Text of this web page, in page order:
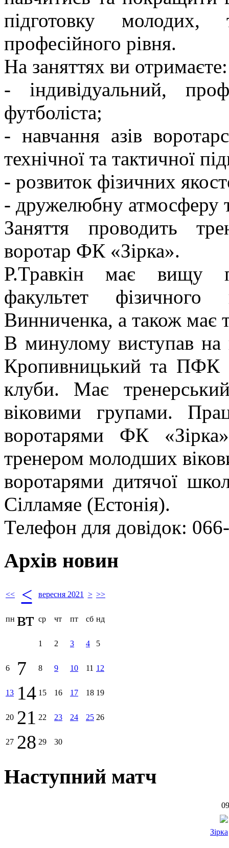
підготовку молодих,
професійного рівня.
На заняттях ви отримаєте:
- індивідуальний,
футболіста;
- навчання азів
технічної та тактичної
- розвиток фізичних
- дружелюбну атмосферу
Заняття проводить
воротар ФК «Зірка».
Р.Травкін має вищу
факультет
Винниченка, а також має
В минулому виступав на
Кропивницький та ПФК
клуби. Має
віковими групами.
воротарями ФК
тренером молодших
воротарями дитячої
Сілламяе (Естонія).
Телефон для довідок:
Архів новин
<< < вересня 2021 > >>
пн вт ср чт пт сб нд
1 2 3 4 5
6 7 8 9 10 11 12
13 14 15 16 17 18 19
20 21 22 23 24 25 26
27 28 29 30
Наступний матч
Зірка